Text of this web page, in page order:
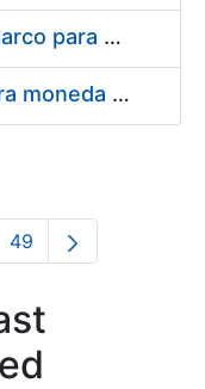
Contratación de acuerdo marco para el Suministro de Material de Electricidad para la Fábrica Nacional de Moneda y Timbre-Real Casa de la Moneda en su centro de trabajo de Burgos
Suministro de estuches para moneda de 30 €
Pages Use
Page
49